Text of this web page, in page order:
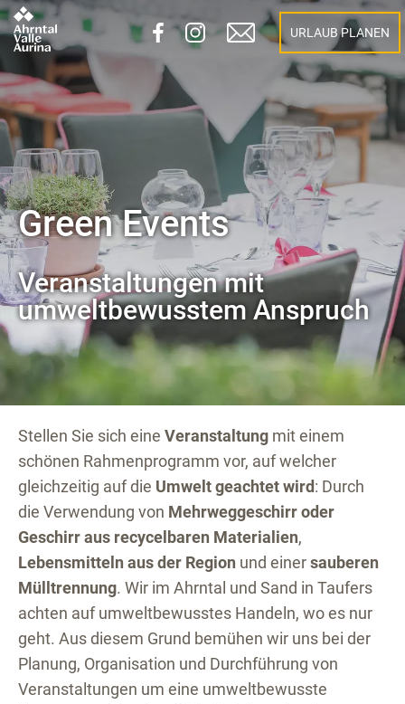
URLAUB PLANEN
Green Events
Veranstaltungen mit
umweltbewusstem Anspruch
Stellen Sie sich eine Veranstaltung mit einem
schönen Rahmenprogramm vor, auf welcher
gleichzeitig auf die Umwelt geachtet wird: Durch
die Verwendung von Mehrweggeschirr oder
Geschirr aus recycelbaren Materialien,
Lebensmitteln aus der Region und einersauberen
Mülltrennung. Wir im Ahrntal und Sand in Taufers
achten auf umweltbewusstes Handeln, wo es nur
geht. Aus diesem Grund bemühen wir uns bei der
Planung, Organisation und Durchführung von
Veranstaltungen um eine umweltbewusste